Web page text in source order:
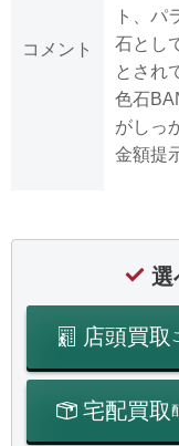
コメント
ト、パ
石とし
とされ
色石
がしっ
金額提
選
店頭買取
宅配買取